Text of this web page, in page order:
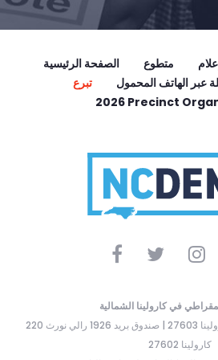
الصفحة الرئيسية متطوع
تبرع
عبر الهاتف المحمول
2026 Precinct
في كارولينا الشمالية
220 شارع هيلزبره رالي، نورث كارولينا 27603 | صندوق بريد 1926 رالي نورث
كارولينا 27602